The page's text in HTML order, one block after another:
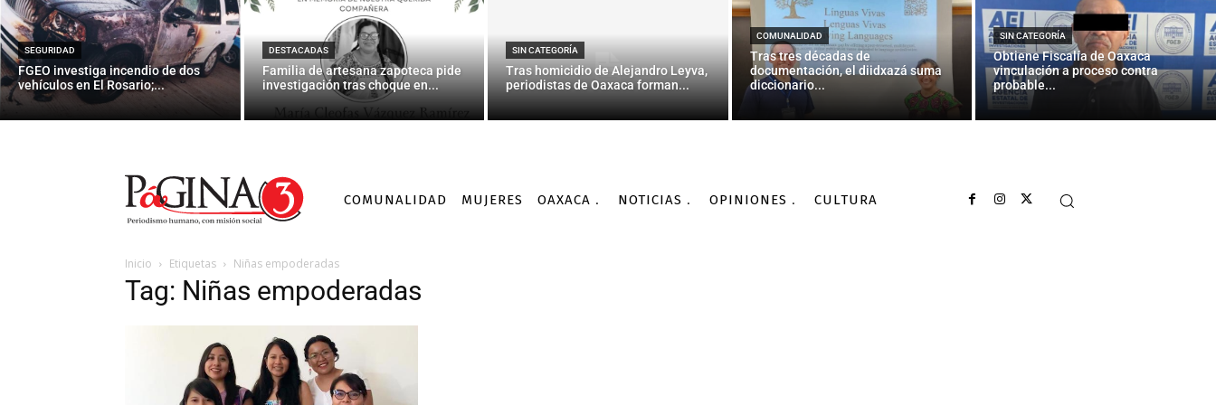
SEGURIDAD
FGEO investiga incendio de dos
vehículos en El Rosario;...
DESTACADAS
Familia de artesana zapoteca pide
investigación tras choque en...
SIN CATEGORÍA
Tras homicidio de Alejandro Leyva,
periodistas de Oaxaca forman...
COMUNALIDAD
Tras tres décadas de
documentación, el diidxazá suma
diccionario...
SIN CATEGORÍA
Obtiene Fiscalía de Oaxaca
vinculación a proceso contra
probable...
COMUNALIDAD MUJERES OAXACA NOTICIAS OPINIONES CULTURA
Inicio Etiquetas Niñas empoderadas
Tag: Niñas empoderadas